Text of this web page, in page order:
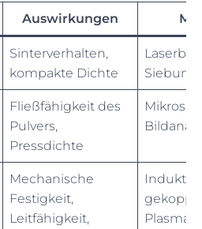
Auswirkungen
Sinterverhalten,
kompakte Dichte
Siebung
Fließfähigkeit des
Pulvers,
Pressdichte
Mechanische
Festigkeit,
Leitfähigkeit,
Induktiv
Plasma,